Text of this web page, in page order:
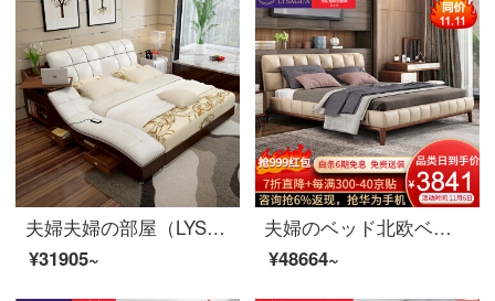
夫婦夫婦の部屋（LYSAGUN）ベッドの皮のベッドのダブルベッドの近代的な柔らかいベッドの畳のベッドはマッサージを持って物の結婚式ベッドのアップグレード版のベッド+マットレス+マットレス+マットレス*1 1800*2000
¥31905~
夫婦のベッド北欧ベッドの実木のダブルベッド1.8メートル現代簡単なベッドルームの皮芸ベッドの家具のベッド+マットレス+マットレスの1つ1800*2000
¥48664~